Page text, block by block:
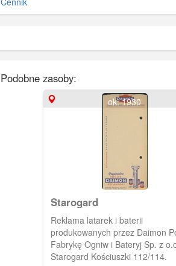
Podobne zasoby:
ok. 1930
Starogard
Reklama latarek i baterii
produkowanych przez Daimon
Fabrykę Ogniw i Bateryj Sp. z
Starogard Kościuszki 112/114.